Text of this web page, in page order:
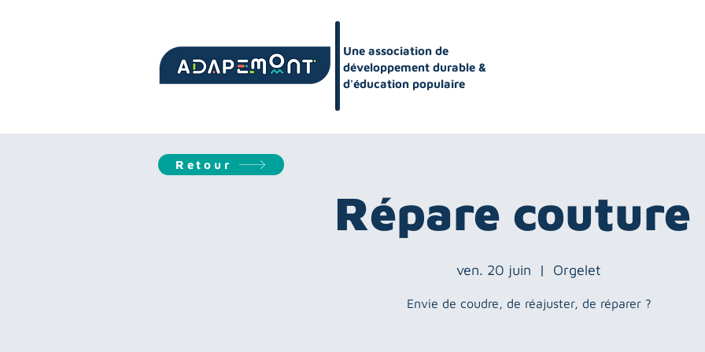
Une association de
développement durable &
d'éducation populaire
Répare couture
ven. 20 juin
  |
Orgelet
Envie de coudre, de réajuster, de réparer ?
Retour